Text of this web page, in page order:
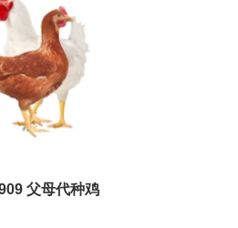
查看更多+
父母代种鸡